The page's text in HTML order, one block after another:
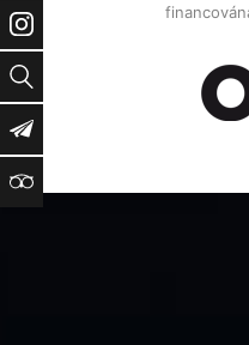
Instagram
Vyhledat
Newsletter
TripAdvisor